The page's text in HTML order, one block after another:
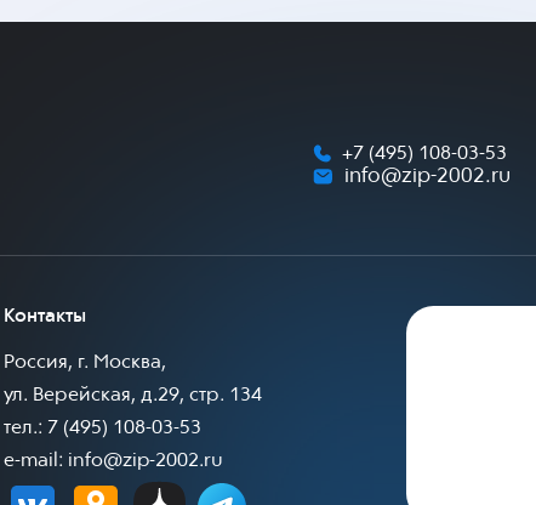
+7 (495) 108-03-53
info@zip-2002.ru
Контакты
Россия, г. Москва,
ул. Верейская, д.29, стр. 134
тел.: 7 (495) 108-03-53
e-mail: info@zip-2002.ru